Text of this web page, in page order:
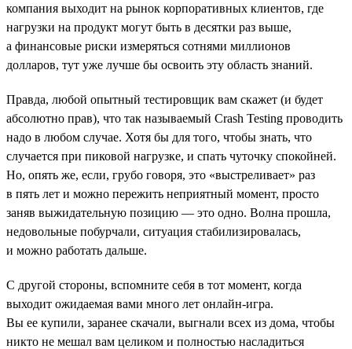
компания выходит на рынок корпоративных клиентов, где
нагрузки на продукт могут быть в десятки раз выше,
а финансовые риски измеряться сотнями миллионов
долларов, тут уже лучше бы освоить эту область знаний.
Правда, любой опытный тестировщик вам скажет (и будет
абсолютно прав), что так называемый Crash Testing проводить
надо в любом случае. Хотя бы для того, чтобы знать, что
случается при пиковой нагрузке, и спать чуточку спокойней.
Но, опять же, если, грубо говоря, это «выстреливает» раз
в пять лет и можно пережить неприятный момент, просто
заняв выжидательную позицию — это одно. Волна прошла,
недовольные побурчали, ситуация стабилизировалась,
и можно работать дальше.
С другой стороны, вспомните себя в тот момент, когда
выходит ожидаемая вами много лет онлайн-игра.
Вы ее купили, заранее скачали, выгнали всех из дома, чтобы
никто не мешал вам целиком и полностью насладиться